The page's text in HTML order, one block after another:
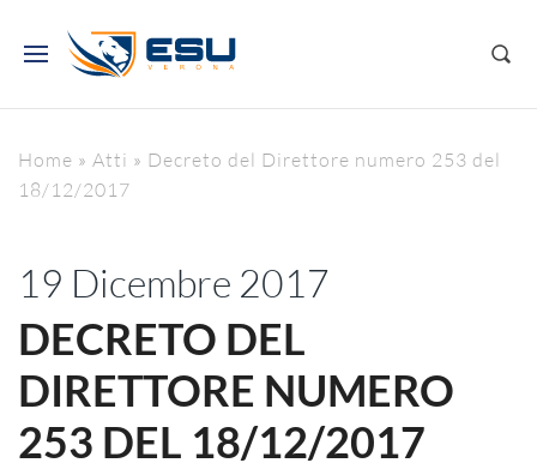
Home » Atti » Decreto del Direttore numero 253 del
18/12/2017
19 Dicembre 2017
DECRETO DEL
DIRETTORE NUMERO
253 DEL 18/12/2017